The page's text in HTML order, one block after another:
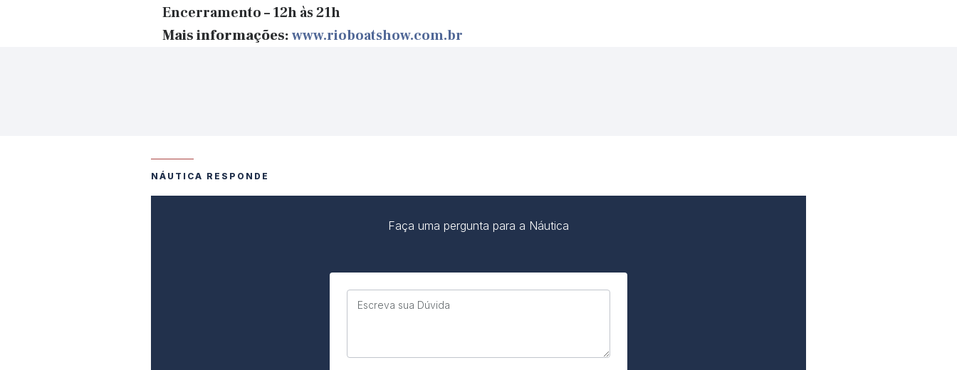
Encerramento – 12h às 21h
Mais informações:www.rioboatshow.com.br
NÁUTICA RESPONDE
Faça uma pergunta para a Náutica
Escreva sua Dúvida